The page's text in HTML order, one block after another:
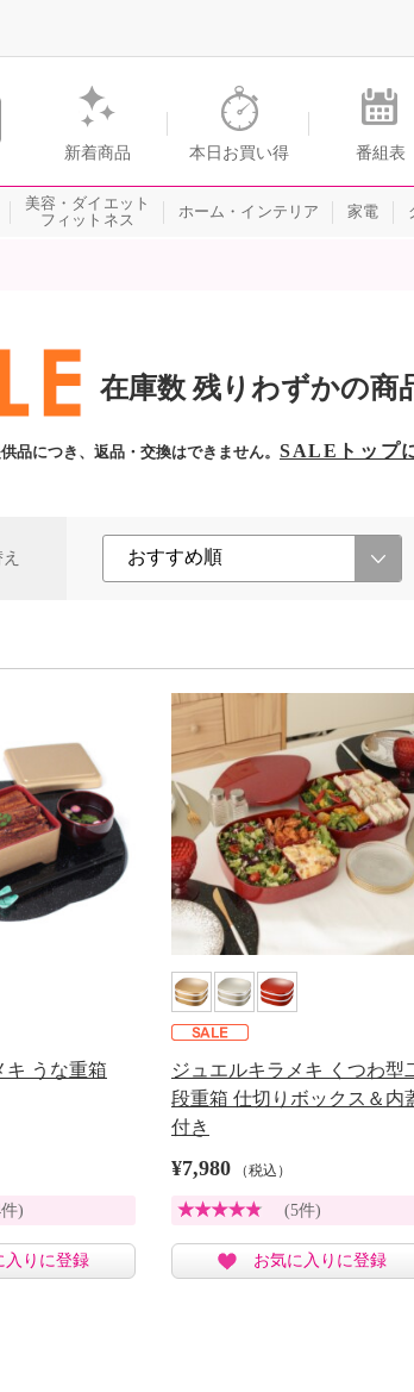
レビショッピングのショップチャンネル
新着商品 本日お買い得 番組表
美容・ダイエット
フィットネス
ホーム・インテリア 家電
在庫数 残りわずかの商
品につき、返品・交換はできません。 SALEトップ
キ うな重箱
)
入りに登録
ジュエルキラメキ くつわ型
段重箱 仕切りボックス＆内
付き
¥7,980 （税込）
(5件)
お気に入りに登録